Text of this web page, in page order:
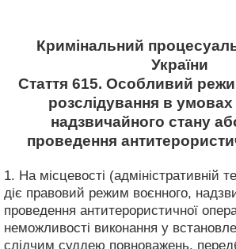
Кримінальний
України
Стаття 615. Особливий
розслідування в
надзвичайного стану
проведення
1. На місцевості (адміністративній
діє правовий режим воєнного,
проведення антитерористичної
неможливості виконання у
слідчим суддею повноважень,